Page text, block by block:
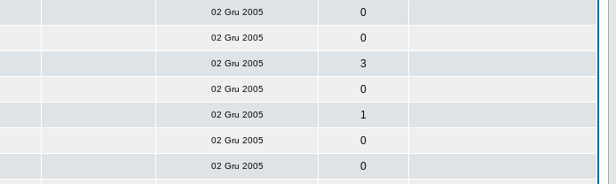
02 Gru 2005 0
02 Gru 2005 0
02 Gru 2005 3
02 Gru 2005 0
02 Gru 2005 1
02 Gru 2005 0
02 Gru 2005 0